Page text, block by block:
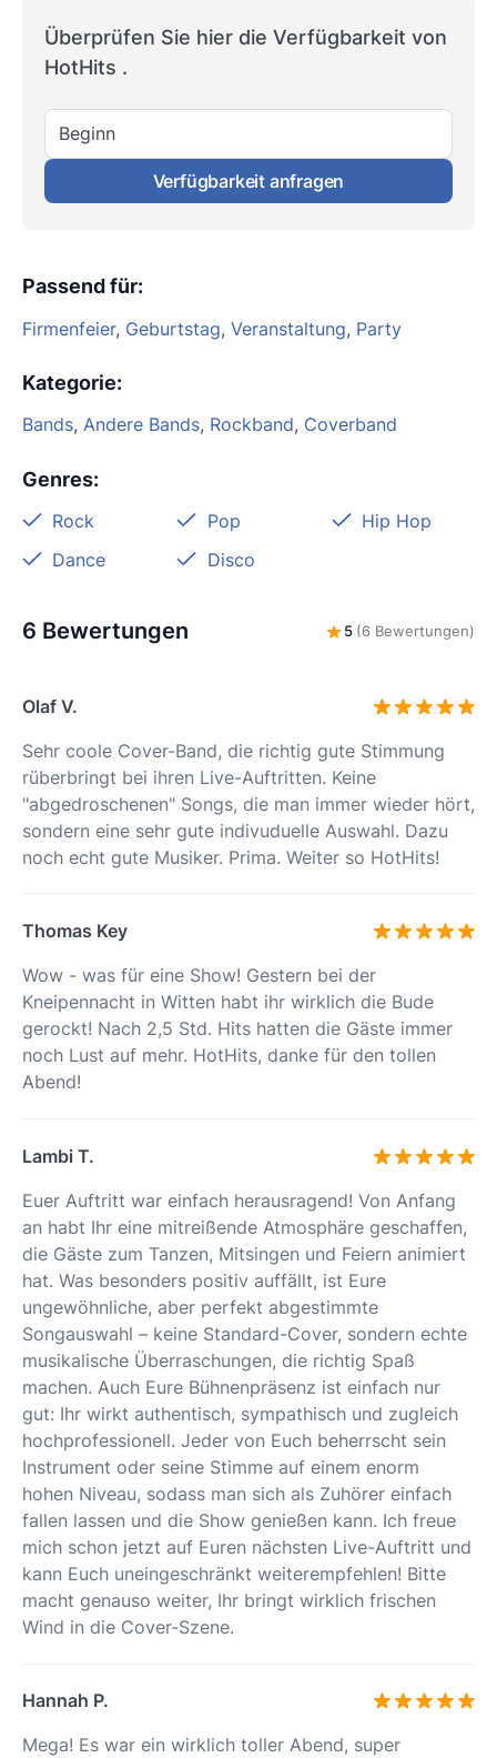
Überprüfen Sie hier die Verfügbarkeit von
HotHits .
Beginn
Verfügbarkeit anfragen
Passend für:
Firmenfeier, Geburtstag, Veranstaltung, Party
Kategorie:
Bands, Andere Bands, Rockband, Coverband
Genres:
Rock Pop
Hip Hop
Dance
Disco
6 Bewertungen 5 (6 Bewertungen)
Olaf V.
Sehr coole Cover-Band, die richtig gute Stimmung
rüberbringt bei ihren Live-Auftritten. Keine
"abgedroschenen" Songs, die man immer wieder hört,
sondern eine sehr gute indivuduelle Auswahl. Dazu
noch echt gute Musiker. Prima. Weiter so HotHits!
Thomas Key
Wow - was für eine Show! Gestern bei der
Kneipennacht in Witten habt ihr wirklich die Bude
gerockt! Nach 2,5 Std. Hits hatten die Gäste immer
noch Lust auf mehr. HotHits, danke für den tollen
Abend!
Lambi T.
Euer Auftritt war einfach herausragend! Von Anfang
an habt Ihr eine mitreißende Atmosphäre geschaffen,
die Gäste zum Tanzen, Mitsingen und Feiern animiert
hat. Was besonders positiv auffällt, ist Eure
ungewöhnliche, aber perfekt abgestimmte
Songauswahl – keine Standard-Cover, sondern echte
musikalische Überraschungen, die richtig Spaß
machen. Auch Eure Bühnenpräsenz ist einfach nur
gut: Ihr wirkt authentisch, sympathisch und zugleich
hochprofessionell. Jeder von Euch beherrscht sein
Instrument oder seine Stimme auf einem enorm
hohen Niveau, sodass man sich als Zuhörer einfach
fallen lassen und die Show genießen kann. Ich freue
mich schon jetzt auf Euren nächsten Live-Auftritt und
kann Euch uneingeschränkt weiterempfehlen! Bitte
macht genauso weiter, Ihr bringt wirklich frischen
Wind in die Cover-Szene.
Hannah P.
Mega! Es war ein wirklich toller Abend, super